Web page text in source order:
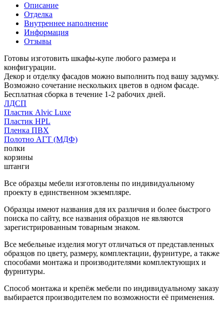
Описание
Отделка
Внутреннее наполнение
Информация
Отзывы
Готовы изготовить шкафы-купе любого размера и
конфигурации.
Декор и отделку фасадов можно выполнить под вашу задумку.
Возможно сочетание нескольких цветов в одном фасаде.
Бесплатная сборка в течение 1-2 рабочих дней.
ЛДСП
Пластик Alvic Luxe
Пластик HPL
Пленка ПВХ
Полотно АГТ (МДФ)
полки
корзины
штанги
Все образцы мебели изготовлены по индивидуальному
проекту в единственном экземпляре.
Образцы имеют названия для их различия и более быстрого
поиска по сайту, все названия образцов не являются
зарегистрированным товарным знаком.
Все мебельные изделия могут отличаться от представленных
образцов по цвету, размеру, комплектации, фурнитуре, а также
способами монтажа и производителями комплектующих и
фурнитуры.
Способ монтажа и крепёж мебели по индивидуальному заказу
выбирается производителем по возможности её применения.